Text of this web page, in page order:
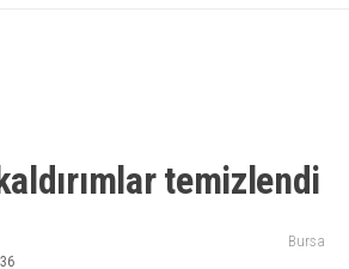
temizlendi
Bursa